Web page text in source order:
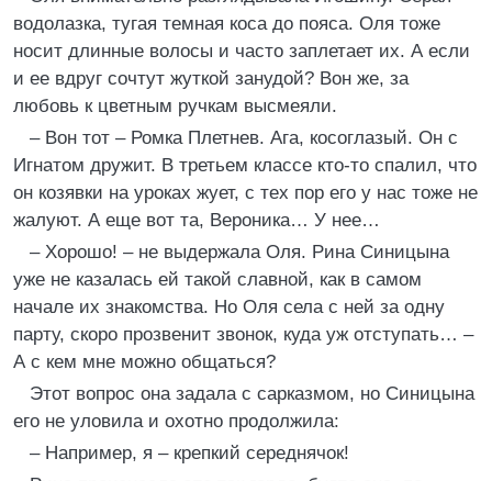
водолазка, тугая темная коса до пояса. Оля тоже
носит длинные волосы и часто заплетает их. А если
и ее вдруг сочтут жуткой занудой? Вон же, за
любовь к цветным ручкам высмеяли.
– Вон тот – Ромка Плетнев. Ага, косоглазый. Он с
Игнатом дружит. В третьем классе кто-то спалил, что
он козявки на уроках жует, с тех пор его у нас тоже не
жалуют. А еще вот та, Вероника… У нее…
– Хорошо! – не выдержала Оля. Рина Синицына
уже не казалась ей такой славной, как в самом
начале их знакомства. Но Оля села с ней за одну
парту, скоро прозвенит звонок, куда уж отступать… –
А с кем мне можно общаться?
Этот вопрос она задала с сарказмом, но Синицына
его не уловила и охотно продолжила:
– Например, я – крепкий середнячок!